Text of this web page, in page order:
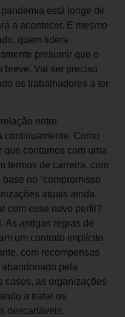
está longe de
a acontecer. E mesmo
quem lidera
presumir que o
breve. Vai ser preciso
os trabalhadores a ter
entre
continuamente. Como
contamos com uma
termos de carreira, com
no “compromisso
atuais ainda
com esse novo perfil?
As antigas regras de
um contrato implícito
com recompensas
pela
casos, as organizações
a tratar os
descartáveis.